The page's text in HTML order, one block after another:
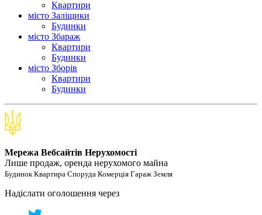
Квартири
місто Залiщики
Будинки
місто Збараж
Квартири
Будинки
місто Зборів
Квартири
Будинки
Мережа Вебсайтів Нерухомості
Лише продаж, оренда нерухомого майна
Будинок Квартира Споруда Комерція Гараж Земля
Надіслати оголошення через